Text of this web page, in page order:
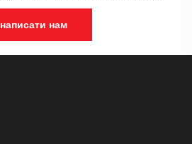
написати нам